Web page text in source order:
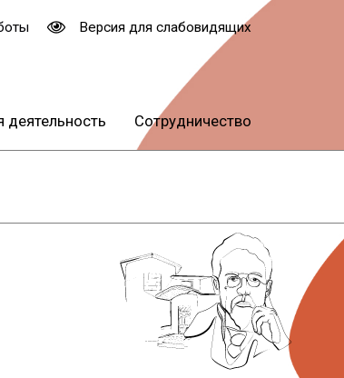
Версия для слабовидящих
деятельность Сотрудничество